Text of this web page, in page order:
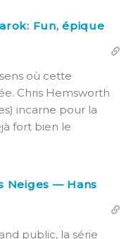
Fun, épique
où cette
Chris Hemsworth
incarne pour la
fort bien le
Neiges — Hans
public, la série